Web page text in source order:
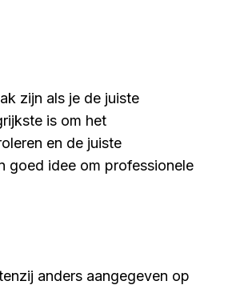
zijn als je de juiste
is om het
en de juiste
goed idee om professionele
anders aangegeven op